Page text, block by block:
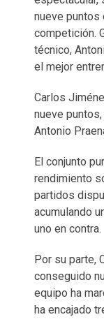
nueve puntos
competición.
técnico,
el mejor
Carlos
nueve
Antonio
El conjunto
rendimiento
partidos
acumulando
uno en contra.
Por su parte,
conseguido
equipo ha
ha encajado